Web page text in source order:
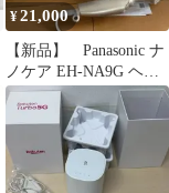
¥21,000
【新品】 Panasonic ナ
ノケア EH-NA9G ヘア
ドライヤー 本体